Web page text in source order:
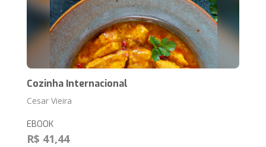
Cozinha Internacional
Cesar Vieira
EBOOK
R$ 41,44